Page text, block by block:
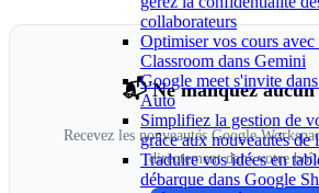
collaborateurs
Optimiser vos cours
Classroom dans Gemini
Google meet s'invite
Auto
Simplifiez la gestion de
grâce aux nouveautés
Traduire vos idées en
débarque dans Google
📬 Ne manquez
Recevez les nouveautés Google
directement dans votre